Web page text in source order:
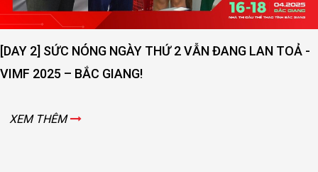
[DAY 2] SỨC NÓNG NGÀY THỨ 2 VẪN ĐANG LAN TOẢ -
VIMF 2025 – BẮC GIANG!
XEM THÊM